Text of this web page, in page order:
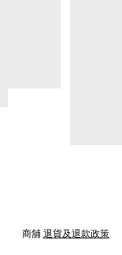
商舖 退貨及退款政策